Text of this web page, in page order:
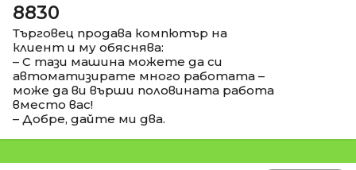
8830
Търговец продава компютър на
клиент и му обяснява:
– С тази машина можете да си
автоматизирате много работата –
може да ви върши половината работа
вместо вас!
– Добре, дайте ми два.